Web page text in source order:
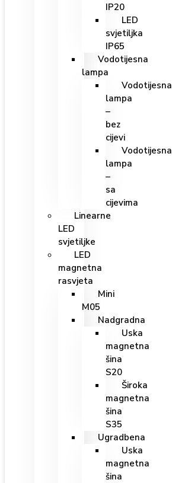
IP20
LED
svjetiljka
IP65
Vodotijesna
lampa
Vodotijesna
lampa
–
bez
cijevi
Vodotijesna
lampa
–
sa
cijevima
Linearne
LED
svjetiljke
LED
magnetna
rasvjeta
Mini
M05
Nadgradna
Uska
magnetna
šina
S20
Široka
magnetna
šina
S35
Ugradbena
Uska
magnetna
šina